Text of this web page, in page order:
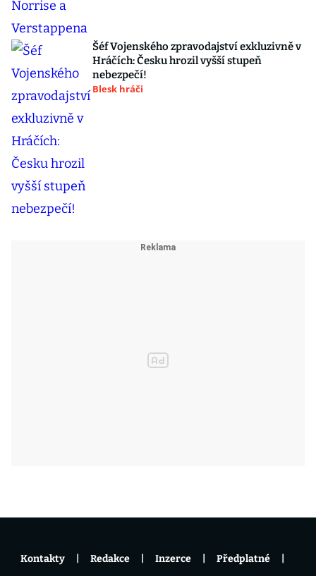
Šéf Vojenského zpravodajství exkluzivně v
Hráčích: Česku hrozil vyšší stupeň
nebezpečí!
Blesk hráči
Kontakty Redakce Inzerce Předplatné